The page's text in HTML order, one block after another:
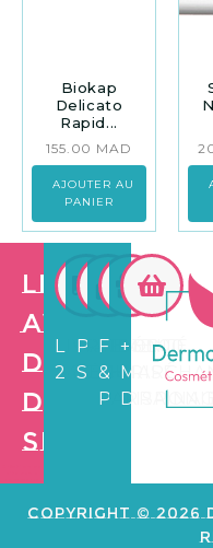
Biokap
Delicato
Rapid...
155.00 MAD
AJOUTER AU
PANIER
Les
avantages
de
Dermo
Shop
LIVRAISON
24/72H
PAIEMENT
SÉCURISÉ
FIDÉLITÉ
&
+3.500
Copyright © 2026